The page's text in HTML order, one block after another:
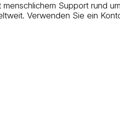
Support rund
Verwenden Sie ein